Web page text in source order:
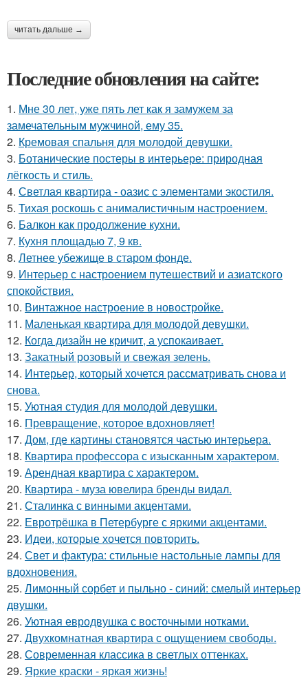
читать дальше →
Последние обновления на сайте:
1. Мне 30 лет, уже пять лет как я замужем за
замечательным мужчиной, ему 35.
2. Кремовая спальня для молодой девушки.
3. Ботанические постеры в интерьере: природная
лёгкость и стиль.
4. Светлая квартира - оазис с элементами экостиля.
5. Тихая роскошь с анималистичным настроением.
6. Балкон как продолжение кухни.
7. Кухня площадью 7, 9 кв.
8. Летнее убежище в старом фонде.
9. Интерьер с настроением путешествий и азиатского
спокойствия.
10. Винтажное настроение в новостройке.
11. Маленькая квартира для молодой девушки.
12. Когда дизайн не кричит, а успокаивает.
13. Закатный розовый и свежая зелень.
14. Интерьер, который хочется рассматривать снова и
снова.
15. Уютная студия для молодой девушки.
16. Превращение, которое вдохновляет!
17. Дом, где картины становятся частью интерьера.
18. Квартира профессора с изысканным характером.
19. Арендная квартира с характером.
20. Квартира - муза ювелира бренды видал.
21. Сталинка с винными акцентами.
22. Евротрёшка в Петербурге с яркими акцентами.
23. Идеи, которые хочется повторить.
24. Свет и фактура: стильные настольные лампы для
вдохновения.
25. Лимонный сорбет и пыльно - синий: смелый интерьер
двушки.
26. Уютная евродвушка с восточными нотками.
27. Двухкомнатная квартира с ощущением свободы.
28. Современная классика в светлых оттенках.
29. Яркие краски - яркая жизнь!